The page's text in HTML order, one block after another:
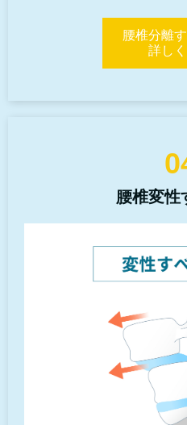
腰椎分離
詳し
腰椎変性